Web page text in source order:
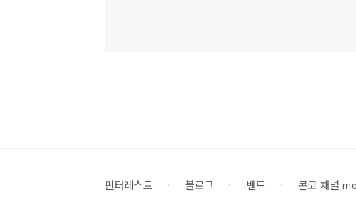
핀터레스트 블로그 밴드 콘코 채널